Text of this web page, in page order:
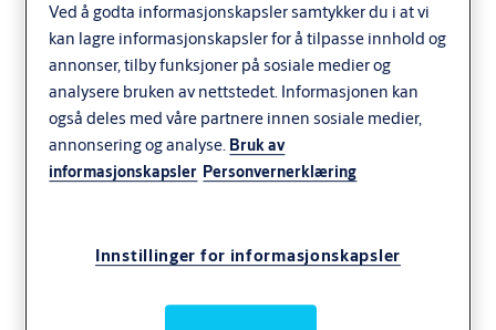
Ved å godta informasjonskapsler samtykker du i at vi
kan lagre informasjonskapsler for å tilpasse innhold og
annonser, tilby funksjoner på sosiale medier og
analysere bruken av nettstedet. Informasjonen kan
også deles med våre partnere innen sosiale medier,
annonsering og analyse. Bruk av
informasjonskapsler Personvernerklæring
Innstillinger for informasjonskapsler